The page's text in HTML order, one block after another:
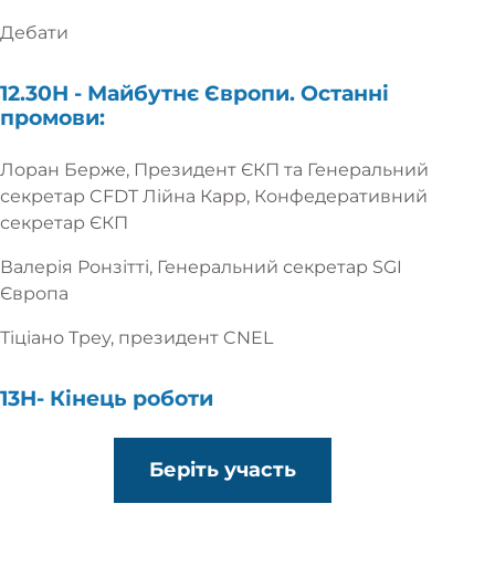
Дебати
12.30H - Майбутнє Європи. Останні
промови:
Лоран Берже, Президент ЄКП та Генеральний
секретар CFDT Лійна Карр, Конфедеративний
секретар ЄКП
Валерія Ронзітті, Генеральний секретар SGI
Європа
Тіціано Треу, президент CNEL
13H- Кінець роботи
Беріть участь